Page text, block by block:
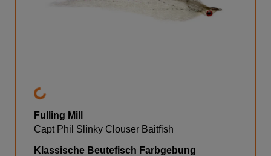
Fulling Mill
Capt Phil Slinky Clouser Baitfish
Klassische Beutefisch Farbgebung